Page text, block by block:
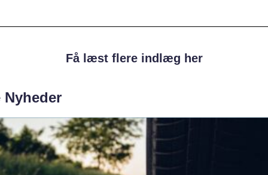
Få læst flere indlæg her
Nyheder